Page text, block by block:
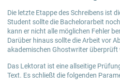
Die letzte Etappe des Schreibens ist
Student sollte die Bachelorarbeit
kann er nicht alle möglichen Fehler
Darüber hinaus sollte die Arbeit vor
akademischen Ghostwriter überprüft
Das Lektorat ist eine allseitige
Text. Es schließt die folgenden